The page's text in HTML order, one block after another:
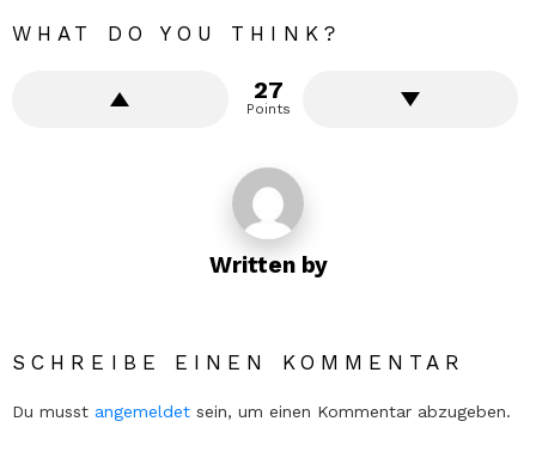
WHAT DO YOU THINK?
27
Points
Written by
SCHREIBE EINEN KOMMENTAR
Du musst angemeldet sein, um einen Kommentar abzugeben.